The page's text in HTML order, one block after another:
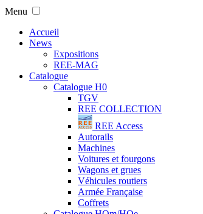
Menu
Accueil
News
Expositions
REE-MAG
Catalogue
Catalogue H0
TGV
REE COLLECTION
REE Access
Autorails
Machines
Voitures et fourgons
Wagons et grues
Véhicules routiers
Armée Française
Coffrets